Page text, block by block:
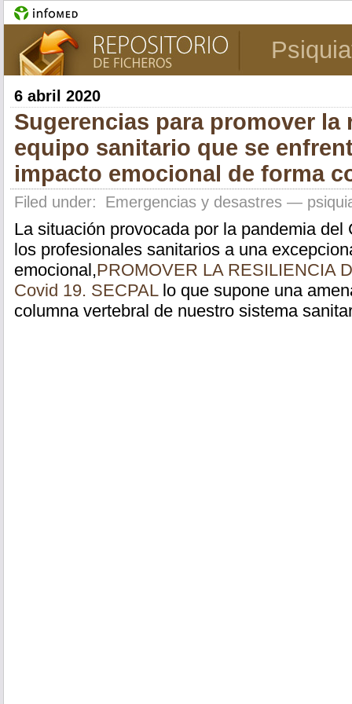
6 abril 2020
Sugerencias para promover la
equipo sanitario que se
impacto emocional de forma
Filed under: Emergencias y desastres —
La situación provocada por la pandemia
los profesionales sanitarios a una
emocional,PROMOVER LA RESILIENCIA
Covid 19. SECPALlo que supone una
columna vertebral de nuestro sistema